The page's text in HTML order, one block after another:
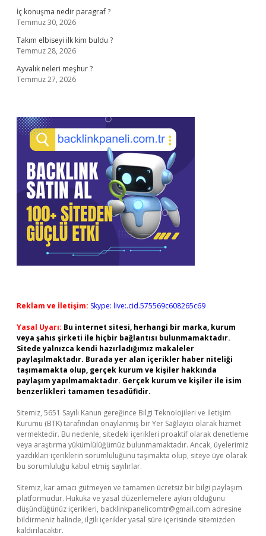
İç konuşma nedir paragraf ?
Temmuz 30, 2026
Takım elbiseyi ilk kim buldu ?
Temmuz 28, 2026
Ayvalık neleri meşhur ?
Temmuz 27, 2026
Reklam ve İletişim: Skype: live:.cid.575569c608265c69
Yasal Uyarı: Bu internet sitesi, herhangi bir marka, kurum
veya şahıs şirketi ile hiçbir bağlantısı bulunmamaktadır.
Sitede yalnızca kendi hazırladığımız makaleler
paylaşılmaktadır. Burada yer alan içerikler haber niteliği
taşımamakta olup, gerçek kurum ve kişiler hakkında
paylaşım yapılmamaktadır. Gerçek kurum ve kişiler ile isim
benzerlikleri tamamen tesadüfidir.
Sitemiz, 5651 Sayılı Kanun gereğince Bilgi Teknolojileri ve İletişim
Kurumu (BTK) tarafından onaylanmış bir Yer Sağlayıcı olarak hizmet
vermektedir. Bu nedenle, sitedeki içerikleri proaktif olarak denetleme
veya araştırma yükümlülüğümüz bulunmamaktadır. Ancak, üyelerimiz
yazdıkları içeriklerin sorumluluğunu taşımakta olup, siteye üye olarak
bu sorumluluğu kabul etmiş sayılırlar.
Sitemiz, kar amacı gütmeyen ve tamamen ücretsiz bir bilgi paylaşım
platformudur. Hukuka ve yasal düzenlemelere aykırı olduğunu
düşündüğünüz içerikleri, backlinkpanelicomtr@gmail.com adresine
bildirmeniz halinde, ilgili içerikler yasal süre içerisinde sitemizden
kaldırılacaktır.